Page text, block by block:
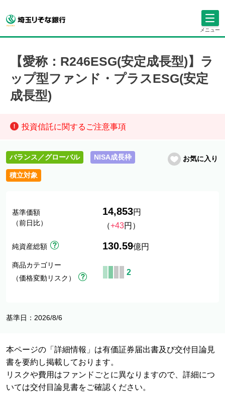
メニュー
【愛称：R246ESG(安定成長型)】ラ
ップ型ファンド・プラスESG(安定
成長型)
投資信託に関するご注意事項
バランス／グローバル NISA成長枠
積立対象
お気に入り
基準価額
（前日比）
14,853円
（+43円）
純資産総額 130.59億円
商品カテゴリー
（価格変動リスク）
2
基準日：2026/8/6
本ページの「詳細情報」は有価証券届出書及び交付目論見
書を要約し掲載しております。
リスクや費用はファンドごとに異なりますので、詳細につ
いては交付目論見書をご確認ください。